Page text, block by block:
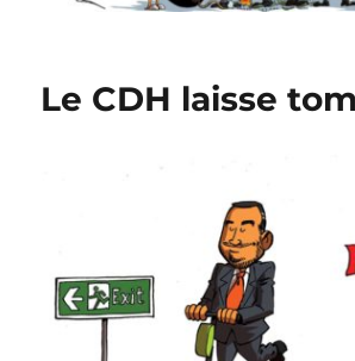
Le CDH laisse